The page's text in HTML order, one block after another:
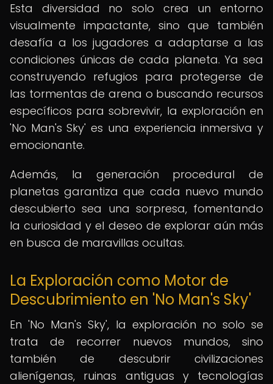
Esta diversidad no solo crea un entorno
visualmente impactante, sino que también
desafía a los jugadores a adaptarse a las
condiciones únicas de cada planeta. Ya sea
construyendo refugios para protegerse de
las tormentas de arena o buscando recursos
específicos para sobrevivir, la exploración en
'No Man's Sky' es una experiencia inmersiva y
emocionante.
Además, la generación procedural de
planetas garantiza que cada nuevo mundo
descubierto sea una sorpresa, fomentando
la curiosidad y el deseo de explorar aún más
en busca de maravillas ocultas.
La Exploración como Motor de
Descubrimiento en 'No Man's Sky'
En 'No Man's Sky', la exploración no solo se
trata de recorrer nuevos mundos, sino
también de descubrir civilizaciones
alienígenas, ruinas antiguas y tecnologías